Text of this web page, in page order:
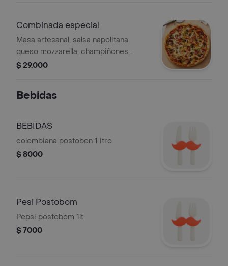
Combinada especial
Masa artesanal, salsa napolitana,
queso mozzarella, champiñones,
cebolla, pimenton, peperoni,
$ 29.000
Bebidas
BEBIDAS
colombiana postobon 1 itro
$ 8000
Pesi Postobom
Pepsi postobom 1lt
$ 7000